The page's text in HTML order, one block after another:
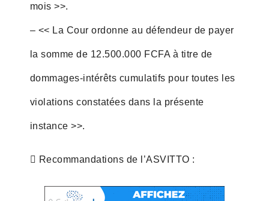
mois >>.
– << La Cour ordonne au défendeur de payer
la somme de 12.500.000 FCFA à titre de
dommages-intérêts cumulatifs pour toutes les
violations constatées dans la présente
instance >>.
 Recommandations de l’ASVITTO :